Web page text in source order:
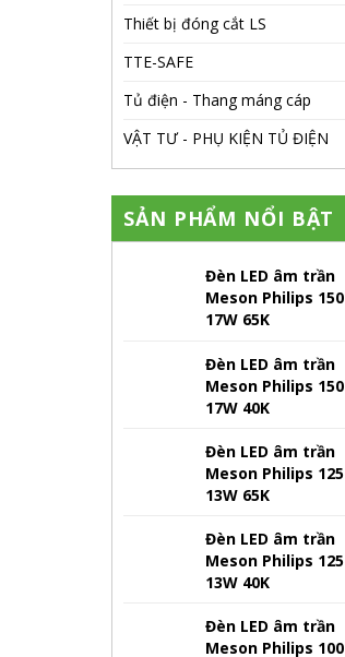
Thiết bị đóng cắt LS
TTE-SAFE
Tủ điện - Thang máng cáp
VẬT TƯ - PHỤ KIỆN TỦ ĐIỆN
SẢN PHẨM NỔI BẬT
Đèn LED âm trần
Meson Philips 150
17W 65K
Đèn LED âm trần
Meson Philips 150
17W 40K
Đèn LED âm trần
Meson Philips 125
13W 65K
Đèn LED âm trần
Meson Philips 125
13W 40K
Đèn LED âm trần
Meson Philips 100